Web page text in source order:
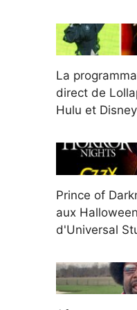
La
direct de
Hulu et
Prince of
aux
d'Universal